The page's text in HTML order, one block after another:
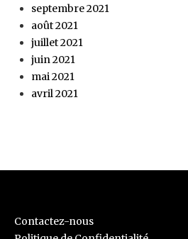
septembre 2021
août 2021
juillet 2021
juin 2021
mai 2021
avril 2021
Contactez-nous